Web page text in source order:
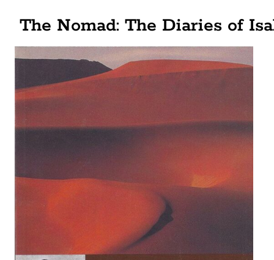
The Nomad: The Diaries of